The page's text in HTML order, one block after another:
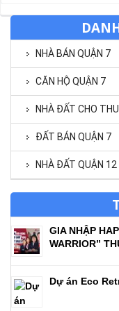
NHÀ BÁN QUẬN 7
CĂN HỘ QUẬN 7
NHÀ ĐẤT CHO
ĐẤT BÁN QUẬN 7
NHÀ ĐẤT QUẬN 12
GIA NHẬP
WARRIOR”
Dự án Eco